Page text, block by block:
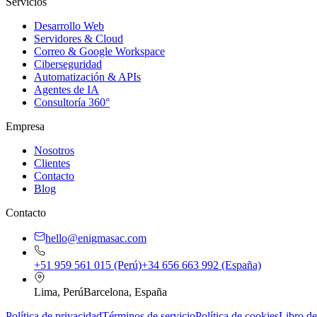
Desarrollo Web
Servidores & Cloud
Correo & Google Workspace
Ciberseguridad
Automatización & APIs
Agentes de IA
Consultoría 360°
Empresa
Nosotros
Clientes
Contacto
Blog
Contacto
hello@enigmasac.com
+51 959 561 015 (Perú)+34 656 663 992 (España)
Lima, PerúBarcelona, España